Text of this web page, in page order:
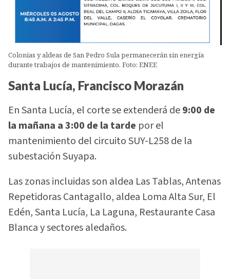
Colonias y aldeas de San Pedro Sula permanecerán sin energía
durante trabajos de mantenimiento. Foto: ENEE
Santa Lucía, Francisco Morazán
En Santa Lucía, el corte se extenderá de9:00 de
la mañana a 3:00 de la tarde por el
mantenimiento del circuito SUY-L258 de la
subestación Suyapa.
Las zonas incluidas son aldea Las Tablas, Antenas
Repetidoras Cantagallo, aldea Loma Alta Sur, El
Edén, Santa Lucía, La Laguna, Restaurante Casa
Blanca y sectores aledaños.